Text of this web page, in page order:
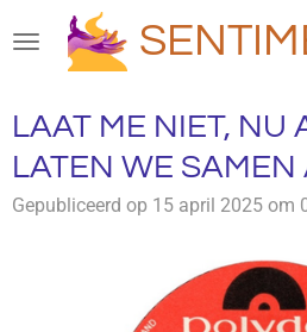
direct
de
hoofdinhoud
LAAT ME NIET, NU
LATEN WE SAMEN
Gepubliceerd op 15 april 2025 om